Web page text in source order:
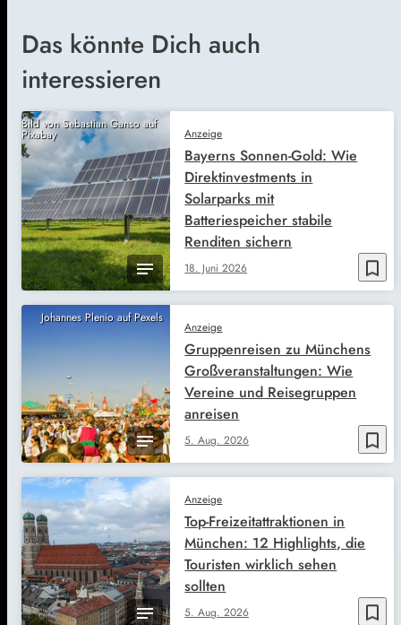
Das könnte Dich auch
interessieren
Bild von Sebastian Ganso auf
Pixabay
bookmark_border
Anzeige
18. Juni 2026
Bayerns Sonnen-Gold: Wie
Direktinvestments in
Solarparks mit
Batteriespeicher stabile
Renditen sichern
Johannes Plenio auf Pexels
bookmark_border
Anzeige
5. Aug. 2026
Gruppenreisen zu Münchens
Großveranstaltungen: Wie
Vereine und Reisegruppen
anreisen
bookmark_border
Anzeige
5. Aug. 2026
Top-Freizeitattraktionen in
München: 12 Highlights, die
Touristen wirklich sehen
sollten